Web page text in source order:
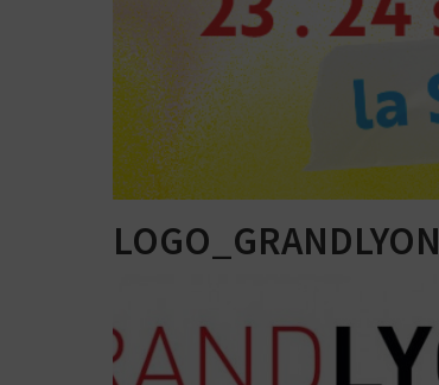
LOGO_GRANDLYON